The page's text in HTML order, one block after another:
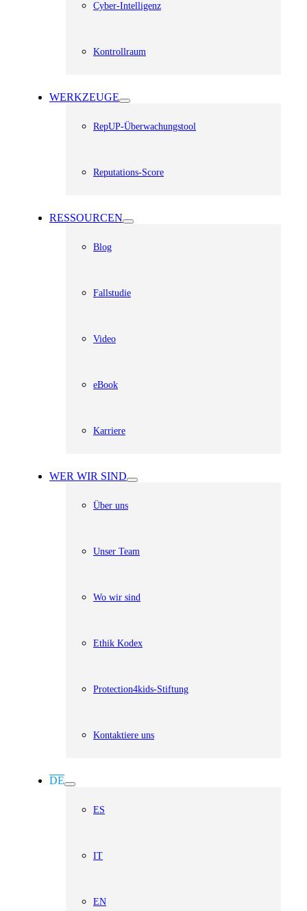
Cyber-Intelligenz
Kontrollraum
WERKZEUGE
RepUP-Überwachungstool
Reputations-Score
RESSOURCEN
Blog
Fallstudie
Video
eBook
Karriere
WER WIR SIND
Über uns
Unser Team
Wo wir sind
Ethik Kodex
Protection4kids-Stiftung
Kontaktiere uns
DE
ES
IT
EN